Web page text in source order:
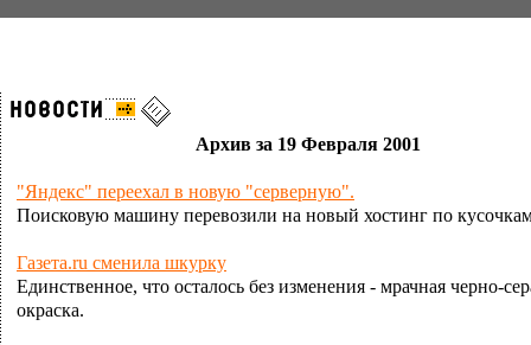
Архив за 19 Февраля 2001
"Яндекс" переехал в новую "серверную".
Поисковую машину перевозили на новый хостинг по
Газета.ru сменила шкурку
Единственное, что осталось без изменения - мрачная черно-
окраска.